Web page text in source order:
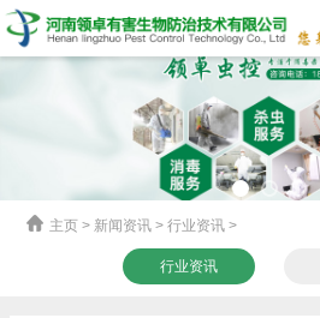
主页 > 新闻资讯 > 行业资讯 >
行业资讯